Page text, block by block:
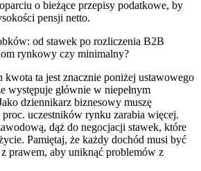
o bieżące przepisy podatkowe, by
pensji netto.
od stawek po rozliczenia B2B
rynkowy czy minimalny?
kwota ta jest znacznie poniżej ustawowego
występuje głównie w niepełnym
dziennikarz biznesowy muszę
uczestników rynku zarabia więcej.
dąż do negocjacji stawek, które
Pamiętaj, że każdy dochód musi być
prawem, aby uniknąć problemów z